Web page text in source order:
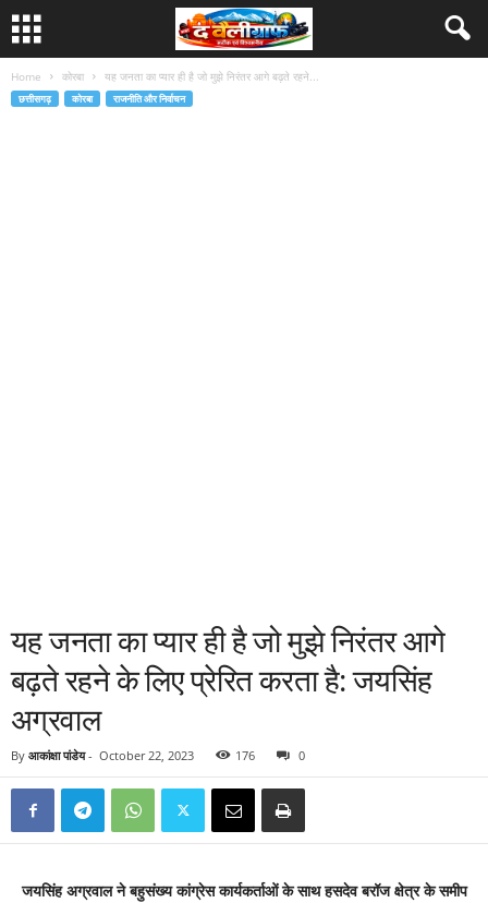
Home कोरबा यह जनता का प्यार ही है जो मुझे निरंतर आगे बढ़ते रहने...
छत्तीसगढ़ कोरबा राजनीति और निर्वाचन
यह जनता का प्यार ही है जो मुझे निरंतर आगे
बढ़ते रहने के लिए प्रेरित करता है: जयसिंह
अग्रवाल
By आकांक्षा पांडेय- October 22, 2023 176 0
जयसिंह अग्रवाल ने बहुसंख्य कांग्रेस कार्यकर्ताओं के साथ हसदेव बरॉज क्षेत्र के समीप